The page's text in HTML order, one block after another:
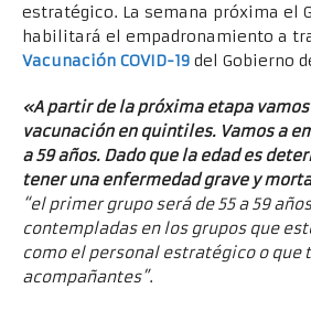
estratégico. La semana próxima el
habilitará el empadronamiento a
Vacunación COVID-19 del Gobierno
«A partir de la próxima etapa
vacunación en quintiles. Vamos a
a 59 años. Dado que la edad es
tener una enfermedad grave y
“el primer grupo será de 55 a 59
contempladas en los grupos que
como el personal estratégico o que
acompañantes”.